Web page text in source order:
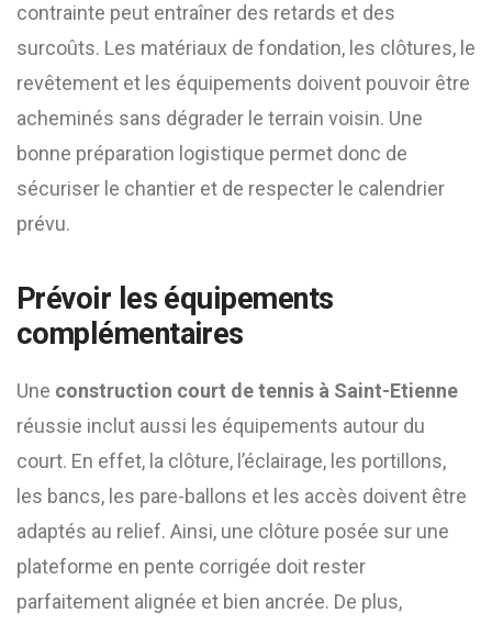
contrainte peut entraîner des retards et des
surcoûts. Les matériaux de fondation, les clôtures, le
revêtement et les équipements doivent pouvoir être
acheminés sans dégrader le terrain voisin. Une
bonne préparation logistique permet donc de
sécuriser le chantier et de respecter le calendrier
prévu.
Prévoir les équipements
complémentaires
Une construction court de tennis à Saint-Etienne
réussie inclut aussi les équipements autour du
court. En effet, la clôture, l’éclairage, les portillons,
les bancs, les pare-ballons et les accès doivent être
adaptés au relief. Ainsi, une clôture posée sur une
plateforme en pente corrigée doit rester
parfaitement alignée et bien ancrée. De plus,